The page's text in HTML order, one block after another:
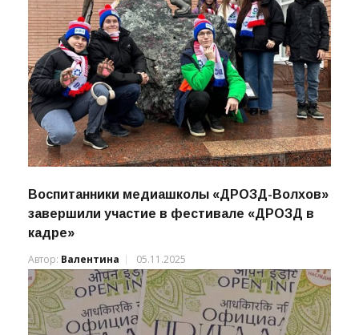
Воспитанники медиашколы «ДРОЗД-Волхов»
завершили участие в фестивале «ДРОЗД в
кадре»
Автор: Валентина 05.11.2025